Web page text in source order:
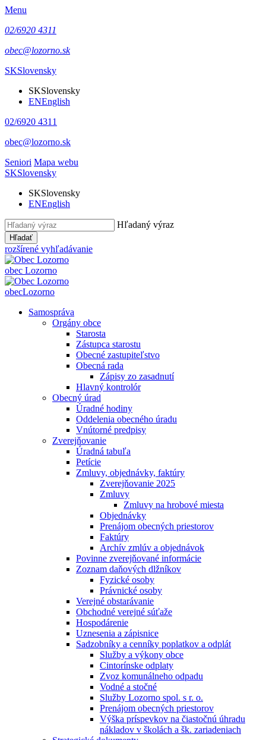
Menu
02/6920 4311
obec@lozorno.sk
SKSlovensky
SKSlovensky
ENEnglish
02/6920 4311
obec@lozorno.sk
Seniori Mapa webu
SKSlovensky
SKSlovensky
ENEnglish
Hľadaný výraz
Hľadať
rozšírené vyhľadávanie
obec Lozorno
obecLozorno
Samospráva
Orgány obce
Starosta
Zástupca starostu
Obecné zastupiteľstvo
Obecná rada
Zápisy zo zasadnutí
Hlavný kontrolór
Obecný úrad
Úradné hodiny
Oddelenia obecného úradu
Vnútorné predpisy
Zverejňovanie
Úradná tabuľa
Petície
Zmluvy, objednávky, faktúry
Zverejňovanie 2025
Zmluvy
Zmluvy na hrobové miesta
Objednávky
Prenájom obecných priestorov
Faktúry
Archív zmlúv a objednávok
Povinne zverejňované informácie
Zoznam daňových dlžníkov
Fyzické osoby
Právnické osoby
Verejné obstarávanie
Obchodné verejné súťaže
Hospodárenie
Uznesenia a zápisnice
Sadzobníky a cenníky poplatkov a odplát
Služby a výkony obce
Cintorínske odplaty
Zvoz komunálneho odpadu
Vodné a stočné
Služby Lozorno spol. s r. o.
Prenájom obecných priestorov
Výška príspevkov na čiastočnú úhradu
nákladov v školách a šk. zariadeniach